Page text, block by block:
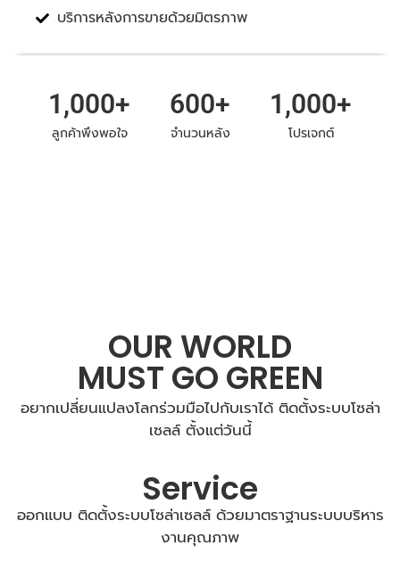
บริการหลังการขายด้วยมิตรภาพ
ลูกค้าพึงพอใจ
1,000+
จำนวนหลัง
600+
โปรเจกต์
1,000+
OUR WORLD
MUST GO GREEN
อยากเปลี่ยนแปลงโลกร่วมมือไปกับเราได้ ติดตั้งระบบโซล่า
เซลล์ ตั้งแต่วันนี้
Service
ออกแบบ ติดตั้งระบบโซล่าเซลล์ ด้วยมาตราฐานระบบบริหาร
งานคุณภาพ